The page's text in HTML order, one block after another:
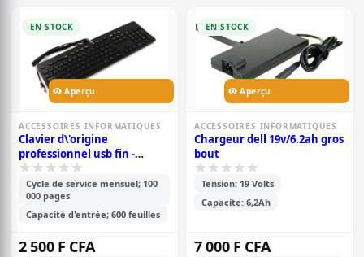
EN STOCK
Aperçu
ACCESSOIRES INFORMATIQUES
Clavier d\'origine
professionnel usb fin -
multimedia
Cycle de service mensuel; 100
000 pages
Capacité d'entrée; 600 feuilles
2 500 F CFA
EN STOCK
Aperçu
ACCESSOIRES INFORMATIQUES
Chargeur dell 19v/6.2ah gros
bout
Tension: 19 Volts
Capacite: 6,2Ah
7 000 F CFA